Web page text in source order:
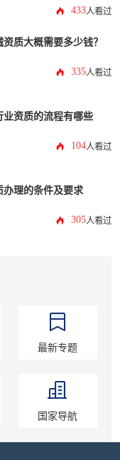
433人看过
质大概需要多少钱？
335人看过
资质的流程有哪些
104人看过
办理的条件及要求
305人看过
最新专题
国家导航